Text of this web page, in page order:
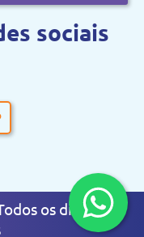
sociais
os direitos